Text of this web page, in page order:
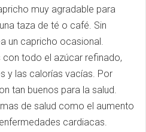
muy agradable para
taza de té o café. Sin
un capricho ocasional.
todo el azúcar refinado,
y las calorías vacías. Por
tan buenos para la salud.
de salud como el aumento
cardiacas.